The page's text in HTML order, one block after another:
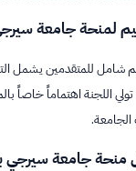
لمنحة جامعة
شامل للمتقدمين يشمل
اللجنة اهتماماً خاصاً
منحة جامعة سيرجي